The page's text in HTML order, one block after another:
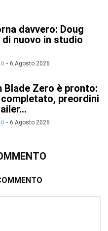
davvero: Doug
di nuovo in studio
- 6 Agosto 2026
Blade Zero è pronto:
preordini
- 6 Agosto 2026